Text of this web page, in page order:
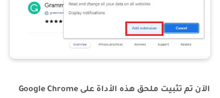
الآن تم تثبيت ملحق هذه الأداة على Google Chrome